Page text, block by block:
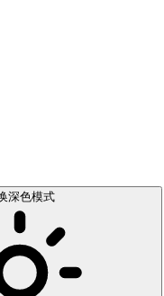
深色模式